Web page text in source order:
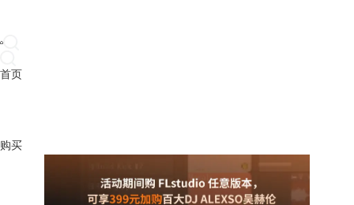
首页
购买